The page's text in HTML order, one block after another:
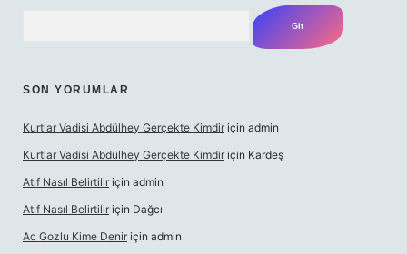
SON YORUMLAR
Kurtlar Vadisi Abdülhey Gerçekte Kimdir için admin
Kurtlar Vadisi Abdülhey Gerçekte Kimdir için Kardeş
Atıf Nasıl Belirtilir için admin
Atıf Nasıl Belirtilir için Dağcı
Ac Gozlu Kime Denir için admin